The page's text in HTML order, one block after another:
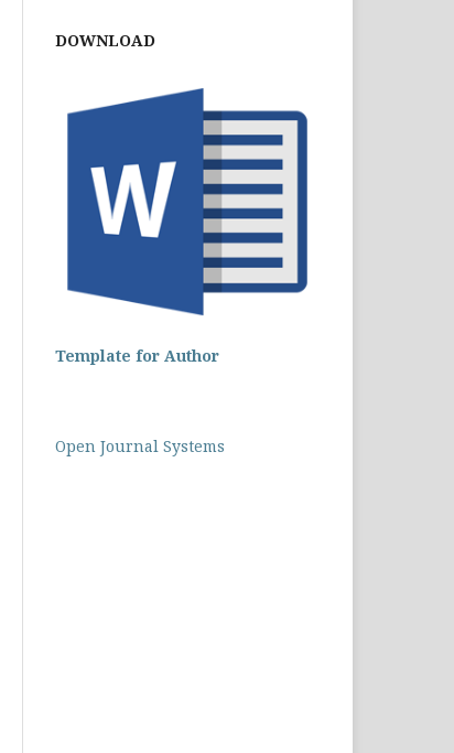
DOWNLOAD
Template for Author
Open Journal Systems